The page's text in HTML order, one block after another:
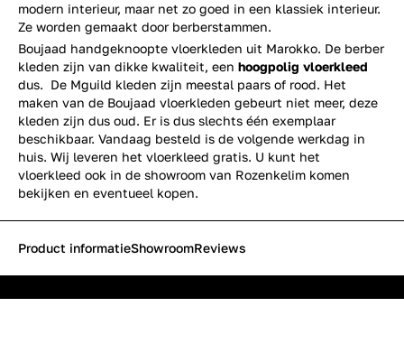
modern interieur, maar net zo goed in een klassiek interieur.
Ze worden gemaakt door berberstammen.
Boujaad handgeknoopte vloerkleden uit Marokko. De berber
kleden zijn van dikke kwaliteit, een hoogpolig vloerkleed
dus. De Mguild kleden zijn meestal paars of rood. Het
maken van de Boujaad vloerkleden gebeurt niet meer, deze
kleden zijn dus oud. Er is dus slechts één exemplaar
beschikbaar. Vandaag besteld is de volgende werkdag in
huis. Wij leveren het vloerkleed gratis. U kunt het
vloerkleed ook in de showroom van Rozenkelim komen
bekijken en eventueel kopen.
Product informatieShowroomReviews